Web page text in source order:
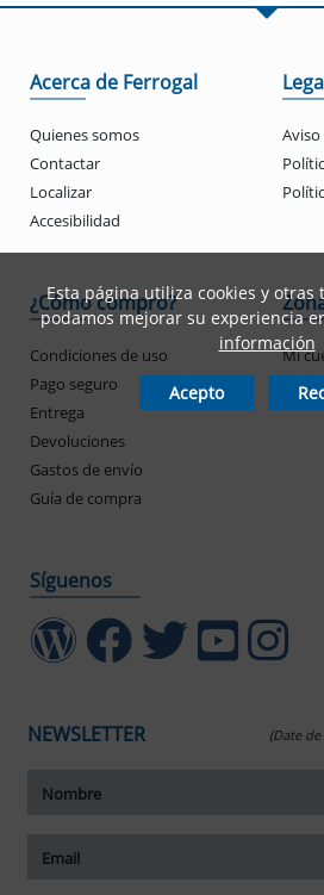
Acerca de Ferrogal
Quienes somos
Contactar
Localizar
Accesibilidad
Aviso
¿Cómo compro?
Condiciones de uso
Pago seguro
Entrega
Devoluciones
Gastos de envío
Guía de compra
Mi
Mis
Síguenos
NEWSLETTER (Date
Esta página utiliza cookies y otras
podamos mejorar su experiencia
información
Acepto
tamaño del texto
del texto